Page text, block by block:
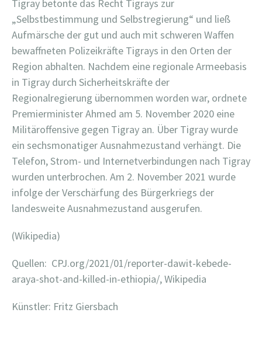
Tigray betonte das Recht Tigrays zur
„Selbstbestimmung und Selbstregierung“ und ließ
Aufmärsche der gut und auch mit schweren Waffen
bewaffneten Polizeikräfte Tigrays in den Orten der
Region abhalten. Nachdem eine regionale Armeebasis
in Tigray durch Sicherheitskräfte der
Regionalregierung übernommen worden war, ordnete
Premierminister Ahmed am 5. November 2020 eine
Militäroffensive gegen Tigray an. Über Tigray wurde
ein sechsmonatiger Ausnahmezustand verhängt. Die
Telefon, Strom- und Internetverbindungen nach Tigray
wurden unterbrochen. Am 2. November 2021 wurde
infolge der Verschärfung des Bürgerkriegs der
landesweite Ausnahmezustand ausgerufen.
(Wikipedia)
Quellen: CPJ.org/2021/01/reporter-dawit-kebede-
araya-shot-and-killed-in-ethiopia/, Wikipedia
Künstler: Fritz Giersbach